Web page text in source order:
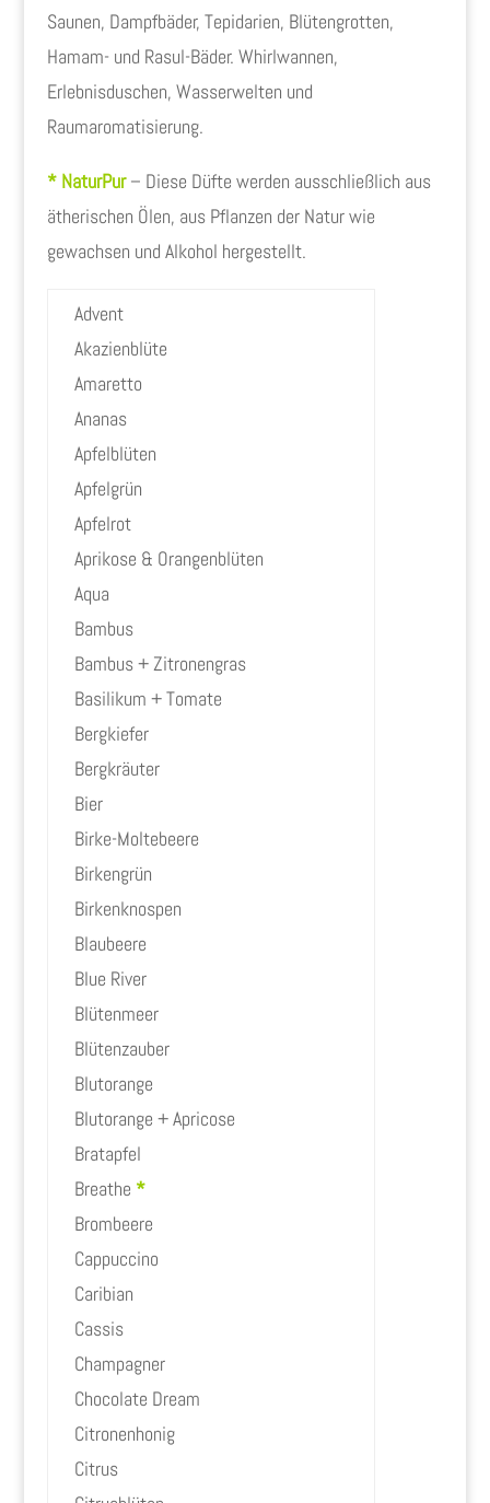
Saunen, Dampfbäder, Tepidarien, Blütengrotten,
Hamam- und Rasul-Bäder. Whirlwannen,
Erlebnisduschen, Wasserwelten und
Raumaromatisierung.
* NaturPur– Diese Düfte werden ausschließlich aus
ätherischen Ölen, aus Pflanzen der Natur wie
gewachsen und Alkohol hergestellt.
Advent
Akazienblüte
Amaretto
Ananas
Apfelblüten
Apfelgrün
Apfelrot
Aprikose & Orangenblüten
Aqua
Bambus
Bambus + Zitronengras
Basilikum + Tomate
Bergkiefer
Bergkräuter
Bier
Birke-Moltebeere
Birkengrün
Birkenknospen
Blaubeere
Blue River
Blütenmeer
Blütenzauber
Blutorange
Blutorange + Apricose
Bratapfel
Breathe *
Brombeere
Cappuccino
Caribian
Cassis
Champagner
Chocolate Dream
Citronenhonig
Citrus